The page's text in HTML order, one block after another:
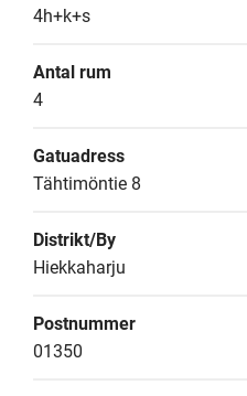
4h+k+s
Antal rum
4
Gatuadress
Tähtimöntie 8
Distrikt/By
Hiekkaharju
Postnummer
01350